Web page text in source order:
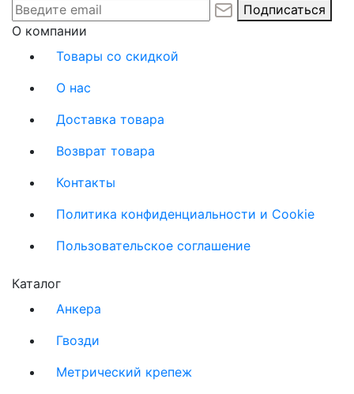
Подписаться
О компании
Товары со скидкой
О нас
Доставка товара
Возврат товара
Контакты
Политика конфиденциальности и Cookie
Пользовательское соглашение
Каталог
Анкера
Гвозди
Метрический крепеж